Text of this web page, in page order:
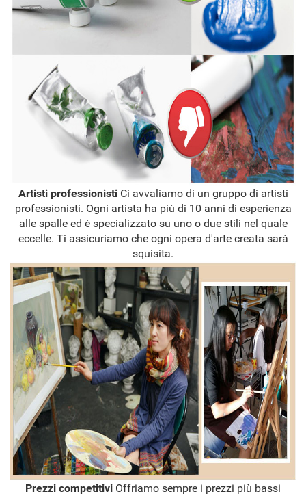
Artisti professionisti Ci avvaliamo di un gruppo di artisti
professionisti. Ogni artista ha più di 10 anni di esperienza
alle spalle ed è specializzato su uno o due stili nel quale
eccelle. Ti assicuriamo che ogni opera d'arte creata sarà
squisita.
Prezzi competitivi Offriamo sempre i prezzi più bassi